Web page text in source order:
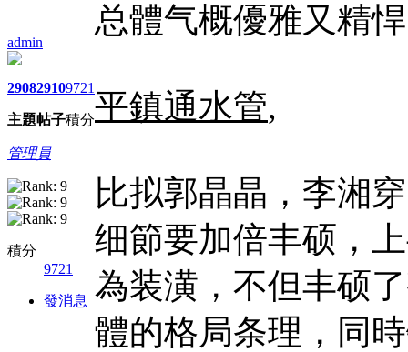
admin
2908
主題
2910
帖子
9721
積分
管理員
積分
9721
發消息
总體气概優雅又精
平鎮通水管,
比拟郭晶晶，李湘
细節要加倍丰硕，
為装潢，不但丰硕
體的格局条理，同